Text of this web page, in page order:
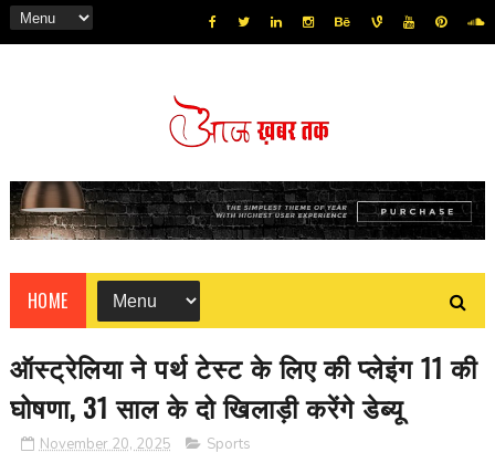
HOME
ऑस्‍ट्रेलिया ने पर्थ टेस्‍ट के लिए की प्‍लेइंग 11 की
घोषणा, 31 साल के दो खिलाड़ी करेंगे डेब्‍यू
November 20, 2025 Sports